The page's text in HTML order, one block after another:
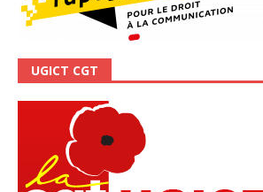
UGICT CGT